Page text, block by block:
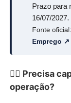
Prazo para
16/07/2027.
Fonte oficial:
Emprego ↗
🧗‍♂️ Precisa
operação?